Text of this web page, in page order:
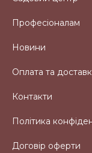
Професіоналам
Новини
Оплата та
Контакти
Політика
Договір оферти